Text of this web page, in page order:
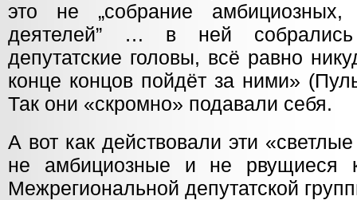
это не „собрание
деятелей” … в ней собрались
депутатские головы, всё равно
конце концов пойдёт за ними»
Так они «скромно» подавали себя.
А вот как действовали эти
не амбициозные и не рвущиеся
Межрегиональной депутатской